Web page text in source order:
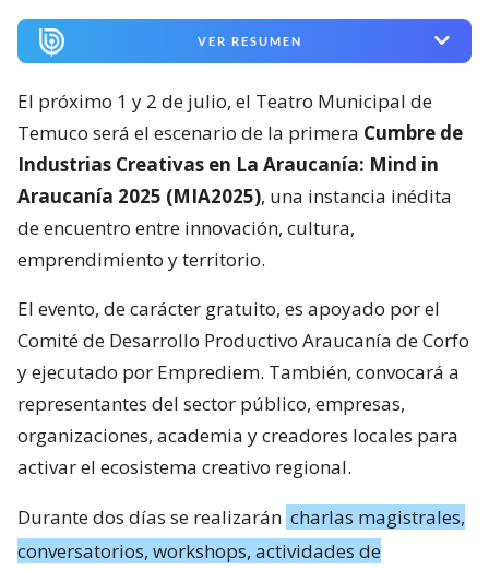
VER RESUMEN
El próximo 1 y 2 de julio, el Teatro Municipal de
Temuco será el escenario de la primera Cumbre de
Industrias Creativas en La Araucanía: Mind in
Araucanía 2025 (MIA2025), una instancia inédita
de encuentro entre innovación, cultura,
emprendimiento y territorio.
El evento, de carácter gratuito, es apoyado por el
Comité de Desarrollo Productivo Araucanía de Corfo
y ejecutado por Emprediem. También, convocará a
representantes del sector público, empresas,
organizaciones, academia y creadores locales para
activar el ecosistema creativo regional.
Durante dos días se realizarán charlas magistrales,
conversatorios, workshops, actividades de